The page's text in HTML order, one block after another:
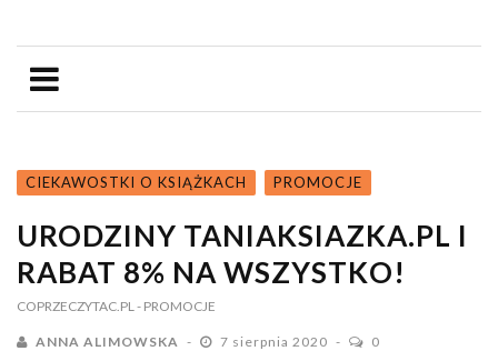
CIEKAWOSTKI O KSIĄŻKACH PROMOCJE
URODZINY TANIAKSIAZKA.PL I
RABAT 8% NA WSZYSTKO!
COPRZECZYTAC.PL - PROMOCJE
ANNA ALIMOWSKA 7 sierpnia 2020 0